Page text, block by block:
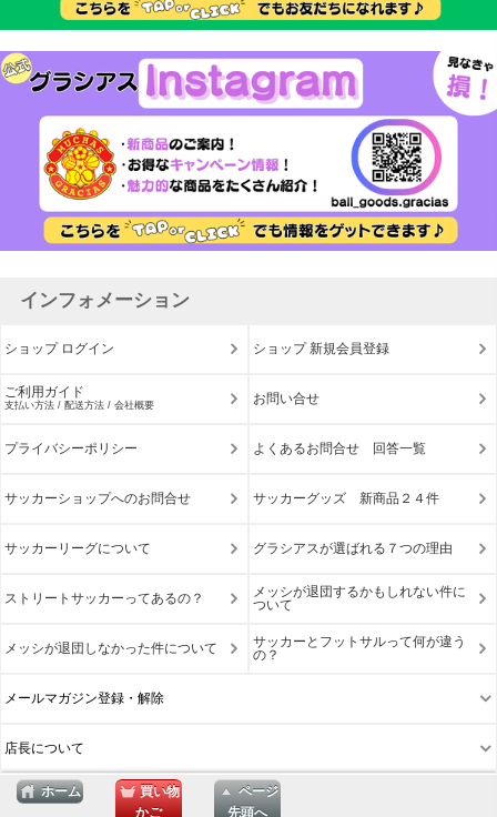
インフォメーション
ショップ ログイン ショップ 新規会員登録
ご利用ガイド
支払い方法 / 配送方法 / 会社概要 お問い合せ
プライバシーポリシー よくあるお問合せ 回答一覧
サッカーショップへのお問合せ サッカーグッズ 新商品２４件
サッカーリーグについて グラシアスが選ばれる７つの理由
ストリートサッカーってあるの？
メッシが退団するかもしれない件に
ついて
メッシが退団しなかった件について
サッカーとフットサルって何が違う
の？
メールマガジン登録・解除
店長について
ホーム
買い物
かご
ページ
先頭へ